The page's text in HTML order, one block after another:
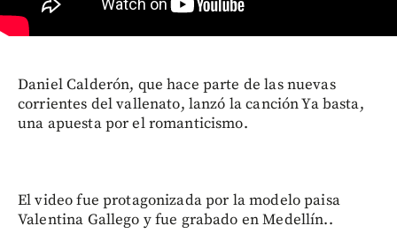
Daniel Calderón, que hace parte de las nuevas
corrientes del vallenato, lanzó la canción Ya basta,
una apuesta por el romanticismo.
El video fue protagonizada por la modelo paisa
Valentina Gallego y fue grabado en Medellín..